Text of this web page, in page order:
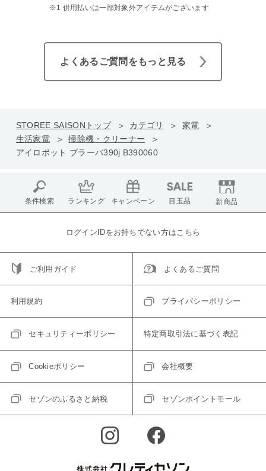
※1 併用払いは一部対象外アイテムがございます
よくあるご質問をもっと見る
STOREE SAISONトップ カテゴリ
家電
生活家電
掃除機・クリーナー
アイロボット ブラーバ390j B390060
条件検索 ランキング キャンペーン 目玉品 新商品
ログインIDをお持ちでない方はこちら
ご利用ガイド よくあるご質問
利用規約 プライバシーポリシー
セキュリティーポリシー 特定商取引法に基づく表記
Cookieポリシー 会社概要
セゾンのふるさと納税 セゾンポイントモール